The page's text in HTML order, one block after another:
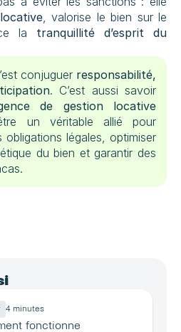
, valorise le bien sur le
la tranquillité d’esprit du
conjuguer responsabilité,
. C’est aussi savoir
de gestion locative
un véritable allié pour
obligations légales, optimiser
du bien et garantir des
4 minutes
fonctionne